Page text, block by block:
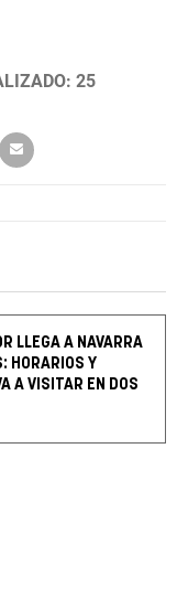
25
LLEGA A NAVARRA
HORARIOS Y
A VISITAR EN DOS